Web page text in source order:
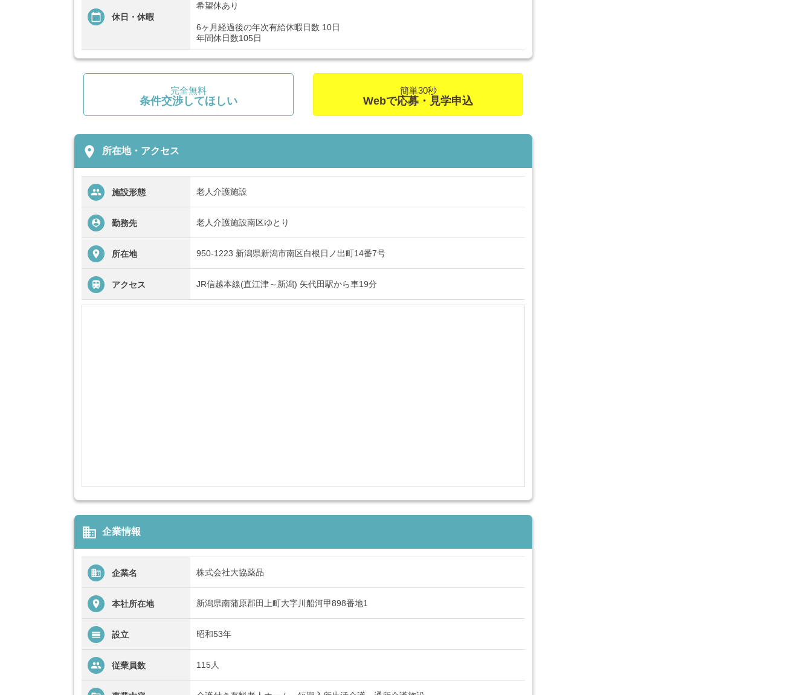
休日・休暇
希望休あり
6ヶ月経過後の年次有給休暇日数 10日
年間休日数105日
完全無料
条件交渉してほしい
簡単30秒
Webで応募・見学申込
place 所在地・アクセス
施設形態 老人介護施設
勤務先 老人介護施設南区ゆとり
所在地 950-1223 新潟県新潟市南区白根日ノ出町14番7号
アクセス JR信越本線(直江津～新潟) 矢代田駅から車19分
business 企業情報
企業名 株式会社大協薬品
本社所在地 新潟県南蒲原郡田上町大字川船河甲898番地1
設立 昭和53年
従業員数 115人